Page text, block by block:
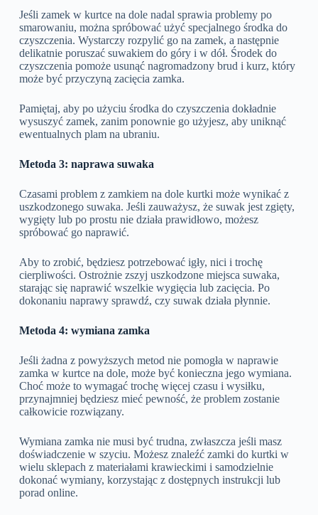
Jeśli zamek w kurtce na dole nadal sprawia problemy po
smarowaniu, można spróbować użyć specjalnego środka do
czyszczenia. Wystarczy rozpylić go na zamek, a następnie
delikatnie poruszać suwakiem do góry i w dół. Środek do
czyszczenia pomoże usunąć nagromadzony brud i kurz, który
może być przyczyną zacięcia zamka.
Pamiętaj, aby po użyciu środka do czyszczenia dokładnie
wysuszyć zamek, zanim ponownie go użyjesz, aby uniknąć
ewentualnych plam na ubraniu.
Metoda 3: naprawa suwaka
Czasami problem z zamkiem na dole kurtki może wynikać z
uszkodzonego suwaka. Jeśli zauważysz, że suwak jest zgięty,
wygięty lub po prostu nie działa prawidłowo, możesz
spróbować go naprawić.
Aby to zrobić, będziesz potrzebować igły, nici i trochę
cierpliwości. Ostrożnie zszyj uszkodzone miejsca suwaka,
starając się naprawić wszelkie wygięcia lub zacięcia. Po
dokonaniu naprawy sprawdź, czy suwak działa płynnie.
Metoda 4: wymiana zamka
Jeśli żadna z powyższych metod nie pomogła w naprawie
zamka w kurtce na dole, może być konieczna jego wymiana.
Choć może to wymagać trochę więcej czasu i wysiłku,
przynajmniej będziesz mieć pewność, że problem zostanie
całkowicie rozwiązany.
Wymiana zamka nie musi być trudna, zwłaszcza jeśli masz
doświadczenie w szyciu. Możesz znaleźć zamki do kurtki w
wielu sklepach z materiałami krawieckimi i samodzielnie
dokonać wymiany, korzystając z dostępnych instrukcji lub
porad online.